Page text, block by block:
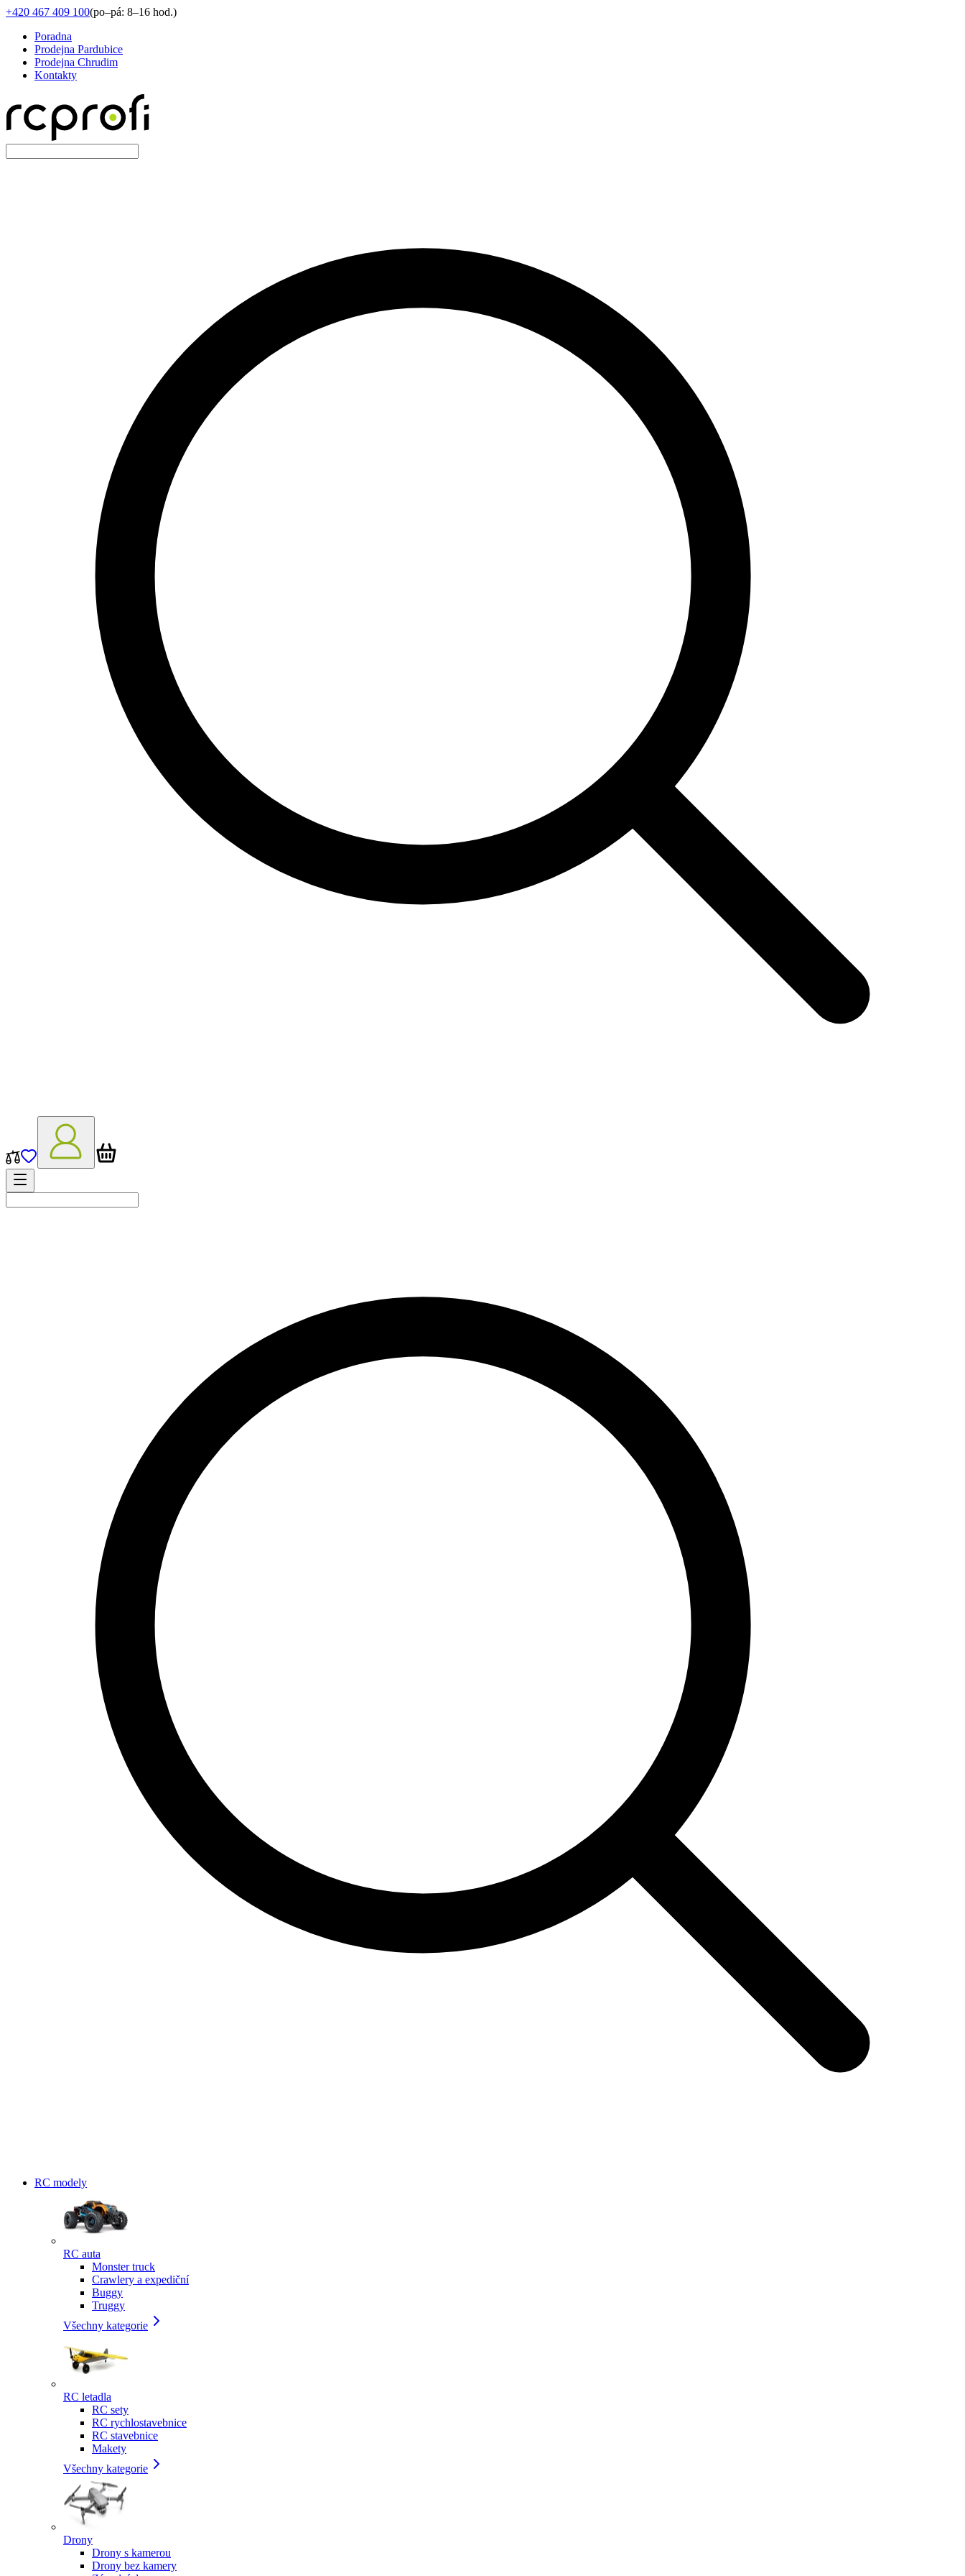
+420 467 409 100(po–pá: 8–16 hod.)
Poradna
Prodejna Pardubice
Prodejna Chrudim
Kontakty
RC modely
RC auta
Monster truck
Crawlery a expediční
Buggy
Truggy
Všechny kategorie
RC letadla
RC sety
RC rychlostavebnice
RC stavebnice
Makety
Všechny kategorie
Drony
Drony s kamerou
Drony bez kamery